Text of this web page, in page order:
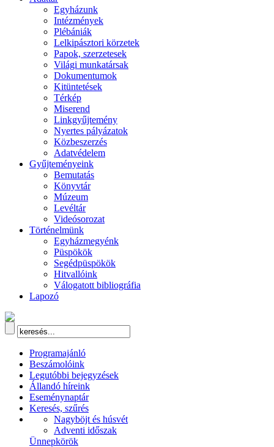
Egyházunk
Intézmények
Plébániák
Lelkipásztori körzetek
Papok, szerzetesek
Világi munkatársak
Dokumentumok
Kitüntetések
Térkép
Miserend
Linkgyűjtemény
Nyertes pályázatok
Közbeszerzés
Adatvédelem
Gyűjteményeink
Bemutatás
Könyvtár
Múzeum
Levéltár
Videósorozat
Történelmünk
Egyházmegyénk
Püspökök
Segédpüspökök
Hitvallóink
Válogatott bibliográfia
Lapozó
Programajánló
Beszámolóink
Legutóbbi bejegyzések
Állandó híreink
Eseménynaptár
Keresés, szűrés
Nagyböjt és húsvét
Adventi időszak
Ünnepkörök